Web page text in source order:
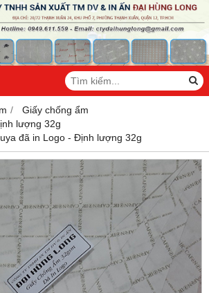
Giấy chống ẩm
lượng 32g
đã in Logo - Định lượng 32g